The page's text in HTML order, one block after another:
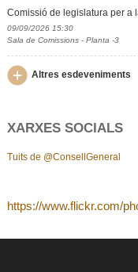
Comissió de legislatura per a
09/09/2026 15:30
Sala de Comissions - Planta -3
Altres esdeveniments
XARXES SOCIALS
Tuits de @ConsellGeneral
https://www.flickr.com/